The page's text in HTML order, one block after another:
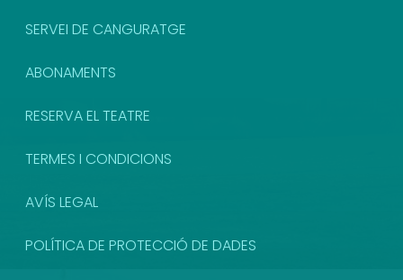
SERVEI DE CANGURATGE
ABONAMENTS
RESERVA EL TEATRE
TERMES I CONDICIONS
AVÍS LEGAL
POLÍTICA DE PROTECCIÓ DE DADES